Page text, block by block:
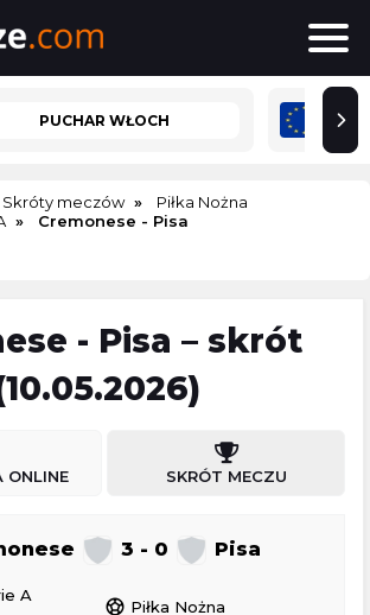
PUCHAR WŁOCH
Skróty meczów
Piłka Nożna
Cremonese - Pisa
- Pisa – skrót
ONLINE SKRÓT MECZU
3 - 0 Pisa
A
sports_soccer Piłka Nożna